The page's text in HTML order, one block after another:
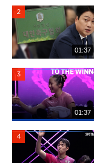
01:37
01:37